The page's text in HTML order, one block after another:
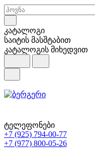
კატალოგი
საიტის მასშტაბით
კატალოგის მიხედვით
ტელეფონები
+7 (925) 794-00-77
+7 (977) 800-05-26